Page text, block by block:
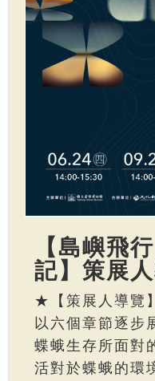
【島嶼飛
記】策展
★【策展人導覽
以六個章節逐步
蝶蛾生存所面對
活對於蝶蛾的環